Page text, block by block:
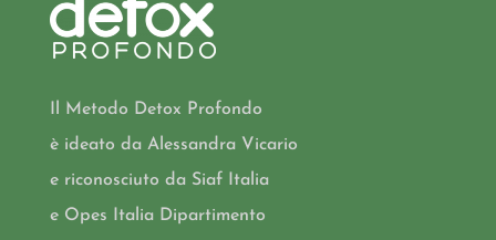
Il Metodo Detox Profondo
è ideato da Alessandra Vicario
e riconosciuto da Siaf Italia
e Opes Italia Dipartimento